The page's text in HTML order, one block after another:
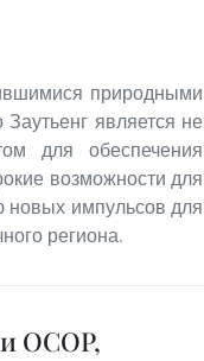
природными
является не
для обеспечения
возможности для
новых импульсов для
региона.
OCOP,